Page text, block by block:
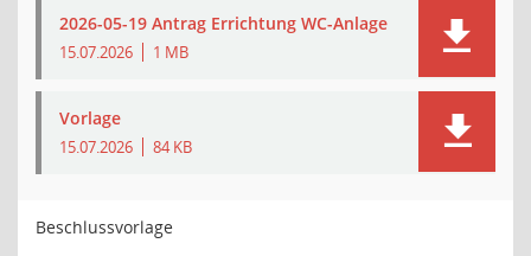
2026-05-19 Antrag Errichtung WC-Anlage
15.07.2026 1 MB
Vorlage
15.07.2026 84 KB
Beschlussvorlage